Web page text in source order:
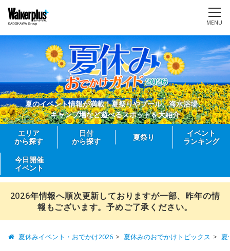
MENU
夏のイベント情報が満載！夏祭りやプール、海水浴場、
キャンプ場など遊べるスポットを大紹介
エリア
から探す
日付
から探す
夏祭り
イベント
ランキング
今日開催
イベント
2026年情報へ順次更新しておりますが一部、昨年の情
報もございます。予めご了承ください。
夏休みイベント・おでかけ2026 夏休みのおでかけトピックス 夏